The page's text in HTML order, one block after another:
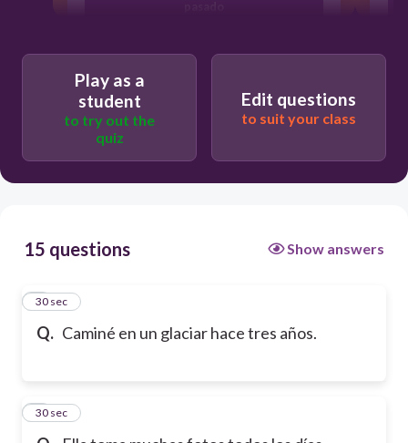
Play as a
student
to try out the
quiz
Edit questions
to suit your class
15 questions Show answers
Q. Caminé en un glaciar hace tres años.
1
30 sec
2
30 sec